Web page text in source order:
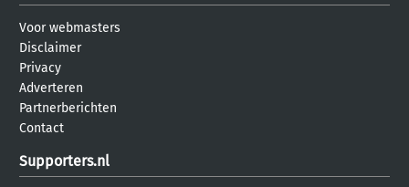
Voor webmasters
Disclaimer
Privacy
Adverteren
Partnerberichten
Contact
Supporters.nl